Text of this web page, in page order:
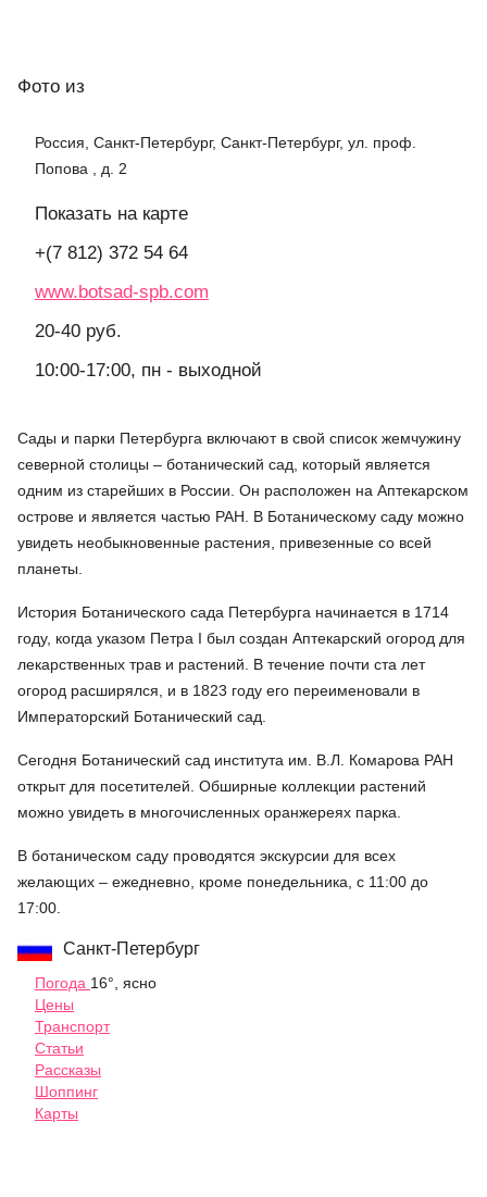
Фото из
Россия, Санкт-Петербург, Санкт-Петербург, ул. проф.
Попова , д. 2
Показать на карте
+(7 812) 372 54 64
www.botsad-spb.com
20-40 руб.
10:00-17:00, пн - выходной
Сады и парки Петербурга включают в свой список жемчужину
северной столицы – ботанический сад, который является
одним из старейших в России. Он расположен на Аптекарском
острове и является частью РАН. В Ботаническому саду можно
увидеть необыкновенные растения, привезенные со всей
планеты.
История Ботанического сада Петербурга начинается в 1714
году, когда указом Петра I был создан Аптекарский огород для
лекарственных трав и растений. В течение почти ста лет
огород расширялся, и в 1823 году его переименовали в
Императорский Ботанический сад.
Сегодня Ботанический сад института им. В.Л. Комарова РАН
открыт для посетителей. Обширные коллекции растений
можно увидеть в многочисленных оранжереях парка.
В ботаническом саду проводятся экскурсии для всех
желающих – ежедневно, кроме понедельника, с 11:00 до
17:00.
Санкт-Петербург
Погода 16°, ясно
Цены
Транспорт
Статьи
Рассказы
Шоппинг
Карты